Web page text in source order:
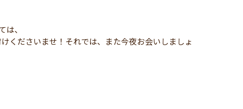
、
ださいませ！それでは、また今夜お会いしましょ